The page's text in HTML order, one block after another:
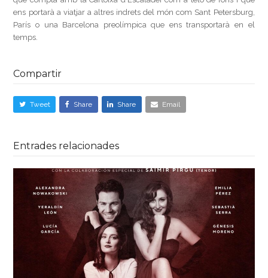
ens portarà a viatjar a altres indrets del món com Sant Petersburg,
París o una Barcelona preolímpica que ens transportarà en el
temps.
Compartir
Tweet Share Share Email
Entrades relacionades